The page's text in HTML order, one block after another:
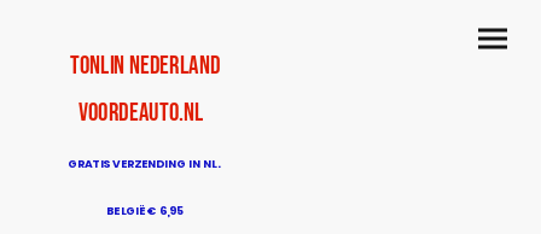
TonLin Nederland
voordeauto.nl
GRATIS VERZENDING IN NL.
BELGIË € 6,95